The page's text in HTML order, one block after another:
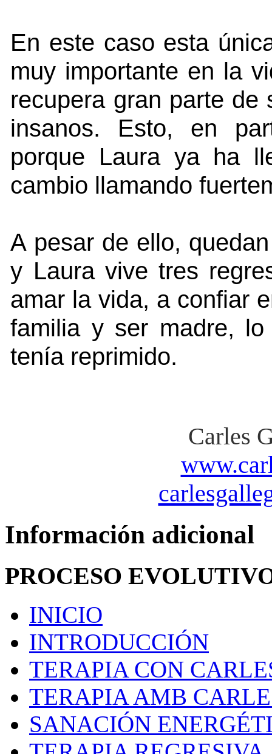
En este caso esta
muy importante en la
recupera gran parte
insanos. Esto, en
porque Laura ya ha
cambio llamando
A pesar de ello,
y Laura vive tres
amar la vida, a confiar
familia y ser madre,
tenía reprimido.
Carles
Información adicional
PROCESO
INICIO
INTRODUCCIÓN
TERAPIA CON
TERAPIA AMB
SANACIÓN